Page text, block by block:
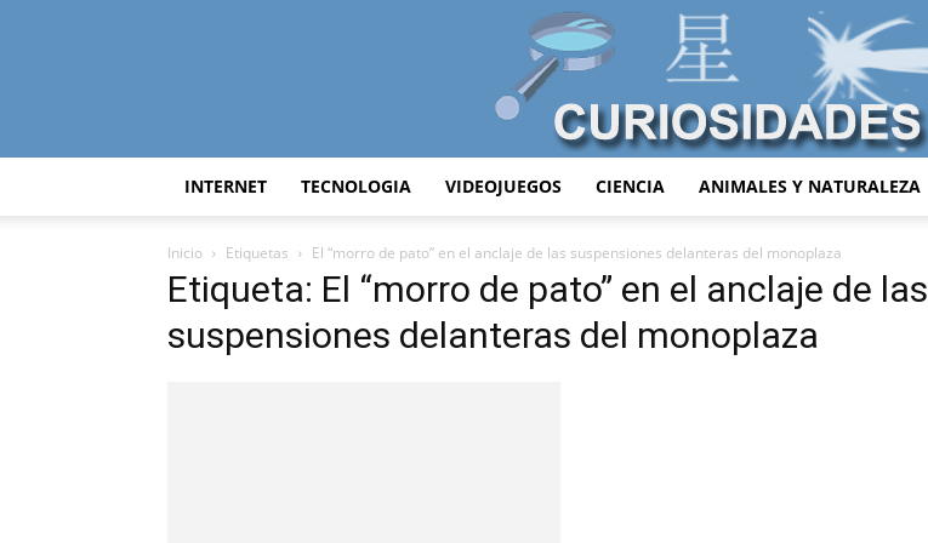
INTERNET TECNOLOGIA VIDEOJUEGOS CIENCIA ANIMALES Y NATURALEZA
Inicio Etiquetas El “morro de pato” en el anclaje de las suspensiones delanteras del monoplaza
Etiqueta: El “morro de pato” en el anclaje de las
suspensiones delanteras del monoplaza